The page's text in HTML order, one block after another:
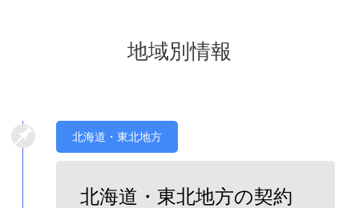
地域別情報
北海道・東北地方
北海道・東北地方の契約